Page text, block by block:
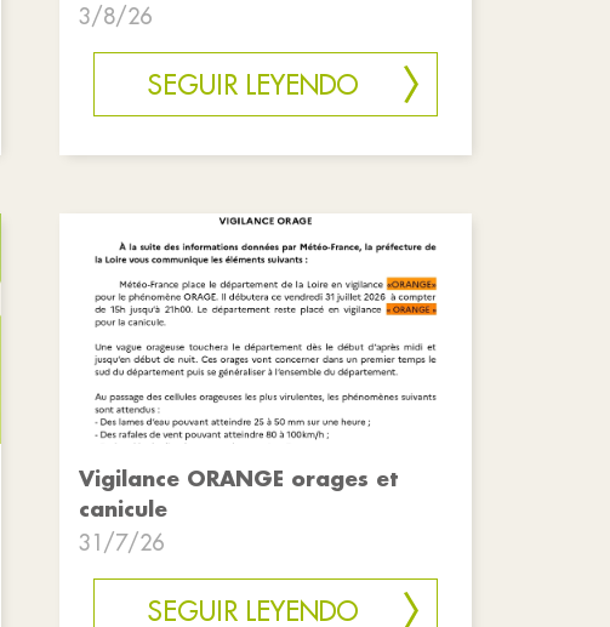
3/8/26
SEGUIR LEYENDO
Vigilance ORANGE orages et
canicule
31/7/26
SEGUIR LEYENDO